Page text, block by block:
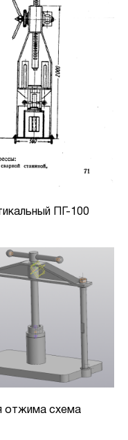
ПГ-100
отжима схема